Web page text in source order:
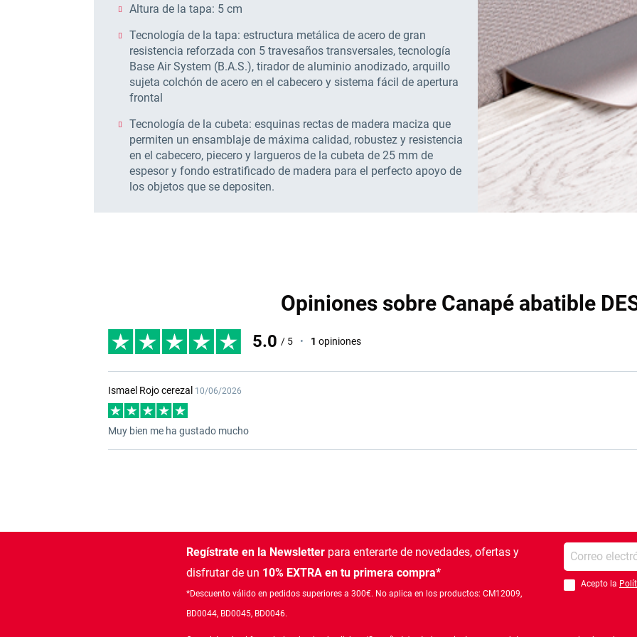
Altura de la tapa: 5 cm
Tecnología de la tapa: estructura metálica de acero de gran
resistencia reforzada con 5 travesaños transversales, tecnología
Base Air System (B.A.S.), tirador de aluminio anodizado, arquillo
sujeta colchón de acero en el cabecero y sistema fácil de apertura
frontal
Tecnología de la cubeta: esquinas rectas de madera maciza que
permiten un ensamblaje de máxima calidad, robustez y resistencia
en el cabecero, piecero y largueros de la cubeta de 25 mm de
espesor y fondo estratificado de madera para el perfecto apoyo de
los objetos que se depositen.
Opiniones sobre Canapé abatible
5.0 / 5 • 1 opiniones
Ismael Rojo cerezal 10/06/2026
Muy bien me ha gustado mucho
Regístrate en la Newsletterpara enterarte de novedades, ofertas y
disfrutar de un 10% EXTRA en tu primera compra*
*Descuento válido en pedidos superiores a 300€. No aplica en los productos: CM12009,
BD0044, BD0045, BD0046.
Introduce tu e-mail
Debes aceptar la
Acepto la